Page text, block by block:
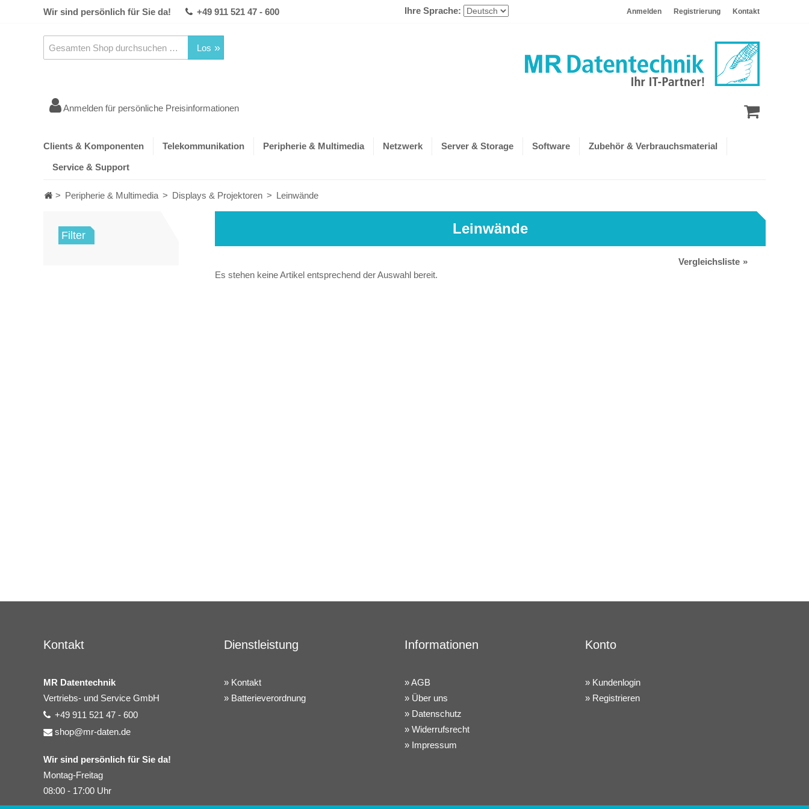
Wir sind persönlich für Sie da! +49 911 521 47 - 600 Anmelden Registrierung Kontakt
Ihre Sprache:
Los
Anmelden für persönliche Preisinformationen
Clients & Komponenten Telekommunikation Peripherie & Multimedia Netzwerk Server & Storage Software Zubehör & Verbrauchsmaterial
Service & Support
> Peripherie & Multimedia > Displays & Projektoren > Leinwände
Filter Leinwände
Vergleichsliste
Es stehen keine Artikel entsprechend der Auswahl bereit.
Kontakt
MR Datentechnik
Vertriebs- und Service GmbH
+49 911 521 47 - 600
shop@mr-daten.de
Wir sind persönlich für Sie da!
Montag-Freitag
08:00 - 17:00 Uhr
Dienstleistung
Kontakt
Batterieverordnung
Informationen
AGB
Über uns
Datenschutz
Widerrufsrecht
Impressum
Konto
Kundenlogin
Registrieren